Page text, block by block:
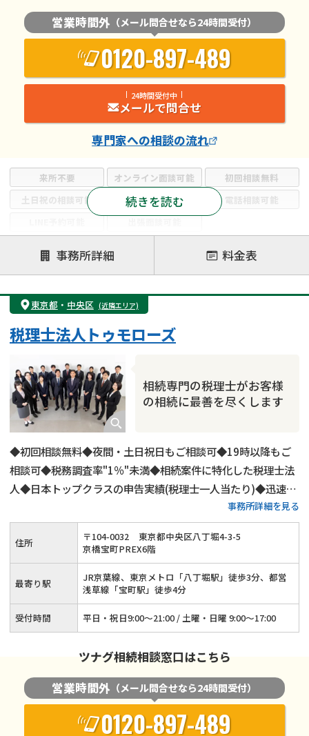
来所不要 オンライン面談可能
初回相談無料
土日祝の相談可能
19時以降電話可能
電話相談可能
注力案件
遺言書作成・遺言執行
相続放棄
相続登記
遺産分割
遺留分侵害額請求
相続税申告
相続手続き
銀行手続き
成年後見・任意後見
贈与税
相続人調査
相続トラブル
続きを読む
営業時間外 （メール問合せなら24時間受付）
0120-897-489
24時間受付中
メールで問合せ
専門家への相談の流れ
事務所詳細 料金表
東京都 ・ 中央区 (近隣エリア)
相続専門の税理士がお客様
の相続に最善を尽くします
税理士法人トゥモローズ
◆初回相談無料◆夜間・土日祝日もご相談可◆19時以降もご
相談可◆税務調査率"1％"未満◆相続案件に特化した税理士法
人◆日本トップクラスの申告実績(税理士一人当たり)◆迅速対
事務所詳細を見る
住所 〒104-0032
東京都中央区八丁堀4-3-5
京橋宝町PREX6階
最寄り駅
JR京葉線、東京メトロ「八丁堀駅」徒歩3分、都営
浅草線「宝町駅」徒歩4分
受付時間 平日・祝日9:00～21:00 / 土曜・日曜 9:00～17:00
ツナグ相続相談窓口はこちら
営業時間外 （メール問合せなら24時間受付）
0120-897-489